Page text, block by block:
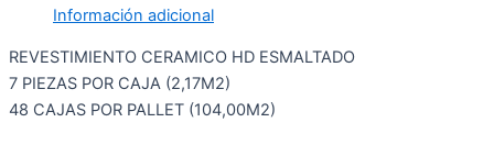
Información adicional
REVESTIMIENTO CERAMICO HD ESMALTADO
7 PIEZAS POR CAJA (2,17M2)
48 CAJAS POR PALLET (104,00M2)